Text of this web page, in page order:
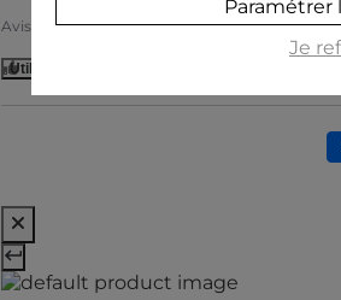
Avis du01/03/2018 , suite à une expérience du
Utile
Paramétrer
Je